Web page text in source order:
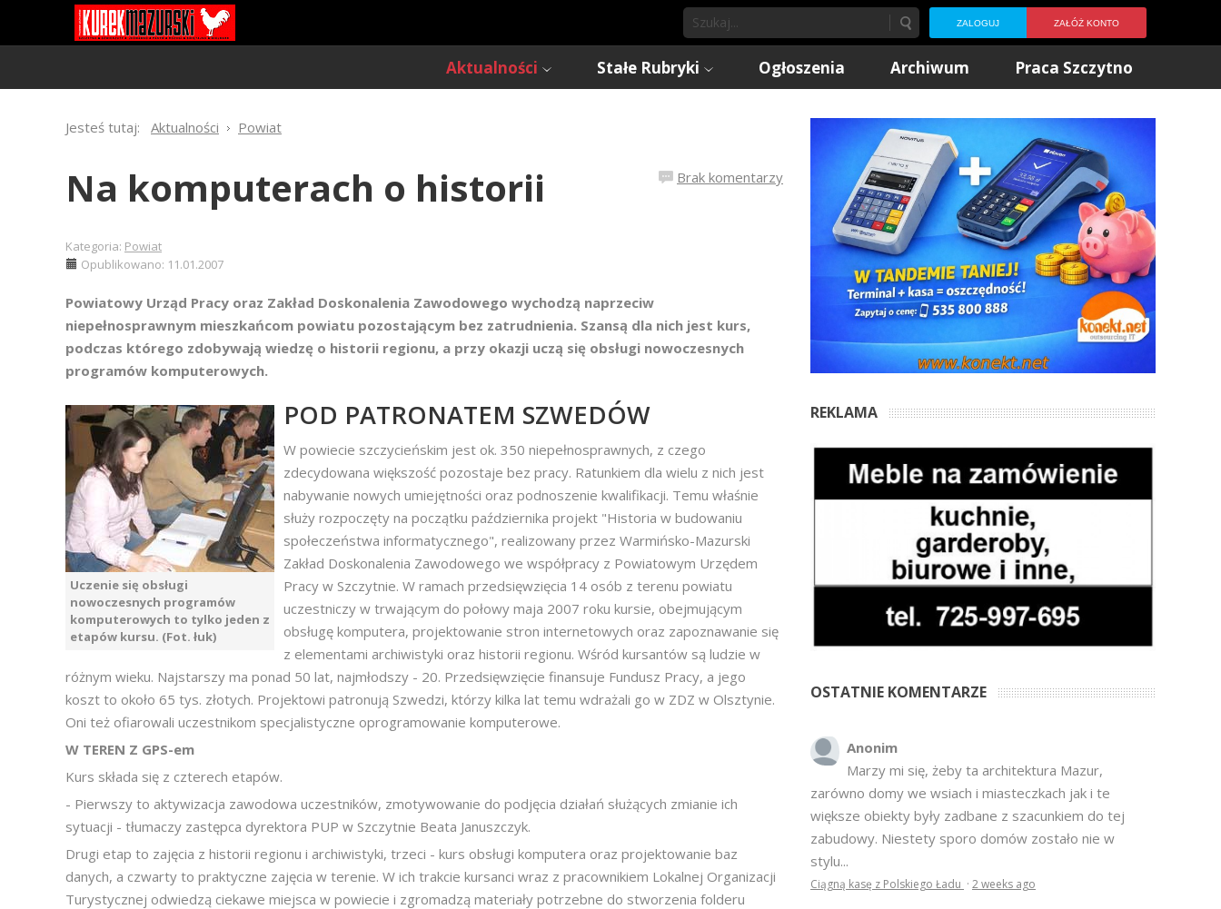
ZALOGUJ ZAŁÓŻ KONTO
Aktualności Stałe Rubryki Ogłoszenia Archiwum Praca Szczytno
Jesteś tutaj: Aktualności Powiat
Brak komentarzy
Na komputerach o historii
Kategoria: Powiat
Opublikowano: 11.01.2007
Powiatowy Urząd Pracy oraz Zakład Doskonalenia Zawodowego wychodzą naprzeciw
niepełnosprawnym mieszkańcom powiatu pozostającym bez zatrudnienia. Szansą dla nich jest kurs,
podczas którego zdobywają wiedzę o historii regionu, a przy okazji uczą się obsługi nowoczesnych
programów komputerowych.
Uczenie się obsługi
nowoczesnych programów
komputerowych to tylko jeden z
etapów kursu. (Fot. łuk)
POD PATRONATEM SZWEDÓW
W powiecie szczycieńskim jest ok. 350 niepełnosprawnych, z czego
zdecydowana większość pozostaje bez pracy. Ratunkiem dla wielu z nich jest
nabywanie nowych umiejętności oraz podnoszenie kwalifikacji. Temu właśnie
służy rozpoczęty na początku października projekt "Historia w budowaniu
społeczeństwa informatycznego", realizowany przez Warmińsko-Mazurski
Zakład Doskonalenia Zawodowego we współpracy z Powiatowym Urzędem
Pracy w Szczytnie. W ramach przedsięwzięcia 14 osób z terenu powiatu
uczestniczy w trwającym do połowy maja 2007 roku kursie, obejmującym
obsługę komputera, projektowanie stron internetowych oraz zapoznawanie się
z elementami archiwistyki oraz historii regionu. Wśród kursantów są ludzie w
różnym wieku. Najstarszy ma ponad 50 lat, najmłodszy - 20. Przedsięwzięcie finansuje Fundusz Pracy, a jego
koszt to około 65 tys. złotych. Projektowi patronują Szwedzi, którzy kilka lat temu wdrażali go w ZDZ w Olsztynie.
Oni też ofiarowali uczestnikom specjalistyczne oprogramowanie komputerowe.
W TEREN Z GPS-em
Kurs składa się z czterech etapów.
- Pierwszy to aktywizacja zawodowa uczestników, zmotywowanie do podjęcia działań służących zmianie ich
sytuacji - tłumaczy zastępca dyrektora PUP w Szczytnie Beata Januszczyk.
Drugi etap to zajęcia z historii regionu i archiwistyki, trzeci - kurs obsługi komputera oraz projektowanie baz
danych, a czwarty to praktyczne zajęcia w terenie. W ich trakcie kursanci wraz z pracownikiem Lokalnej Organizacji
Turystycznej odwiedzą ciekawe miejsca w powiecie i zgromadzą materiały potrzebne do stworzenia folderu
REKLAMA
OSTATNIE KOMENTARZE
Anonim
Marzy mi się, żeby ta architektura Mazur,
zarówno domy we wsiach i miasteczkach jak i te
większe obiekty były zadbane z szacunkiem do tej
zabudowy. Niestety sporo domów zostało nie w
stylu...
Ciągną kasę z Polskiego Ładu · 2 weeks ago